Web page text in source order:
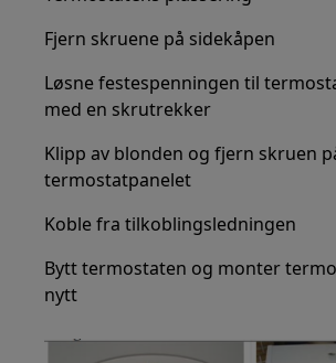
Fjern skruene på sidekåpen
Løsne festespenningen til
med en skrutrekker
Klipp av blonden og fjern skruen
termostatpanelet
Koble fra tilkoblingsledningen
Bytt termostaten og monter
nytt